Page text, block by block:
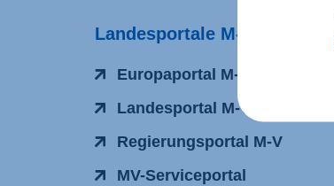
Landesportale M-V
Europaportal M-V
Landesportal M-V
Regierungsportal M-V
MV-Serviceportal